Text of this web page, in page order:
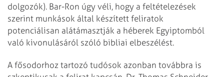
dolgozók). Bar-Ron úgy véli, hogy a feltételezések
szerint munkások által készített feliratok
potenciálisan alátámasztják a héberek Egyiptomból
való kivonulásáról szóló bibliai elbeszélést.
A fősodorhoz tartozó tudósok azonban továbbra is